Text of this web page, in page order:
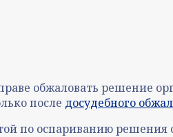
обжаловать решение
после досудебного
по оспариванию